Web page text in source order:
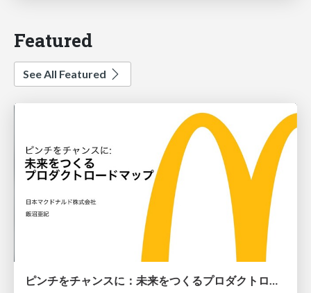
Featured
See All Featured
ピンチをチャンスに：未来をつくるプロダクトロードマップ #pmconf2020